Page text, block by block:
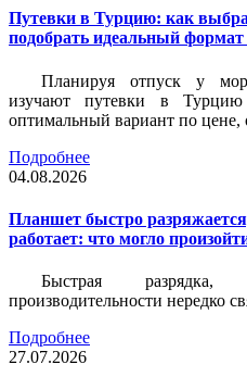
Путевки в Турцию: как
подобрать идеальный формат
Планируя отпуск у
изучают путевки в
оптимальный вариант по цене,
Подробнее
04.08.2026
Планшет быстро
работает: что могло
Быстрая
производительности нередко
Подробнее
27.07.2026